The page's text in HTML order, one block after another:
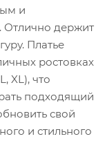
и
Отлично держит
Платье
ростовках
XL), что
подходящий
свой
и стильного